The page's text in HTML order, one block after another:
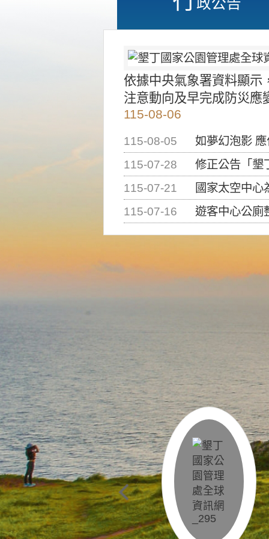
依據中央氣象署資料顯示
注意動向及早完成防災應
115-08-06
115-08-05
如夢幻泡影
115-07-28
修正公告「墾丁國家公
115-07-21
國家太空中心為辦理
115-07-16
遊客中心公廁